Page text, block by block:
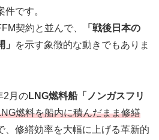
です。
契約と並んで、
「戦後日本の
を示す象徴的な動きでもありま
2月のLNG燃料船「ノンガスフリ
燃料を船内に積んだまま修繕
、修繕効率を大幅に上げる革新的